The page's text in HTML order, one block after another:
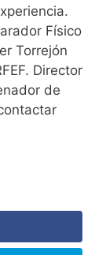
Físico
Torrejón
Director
de